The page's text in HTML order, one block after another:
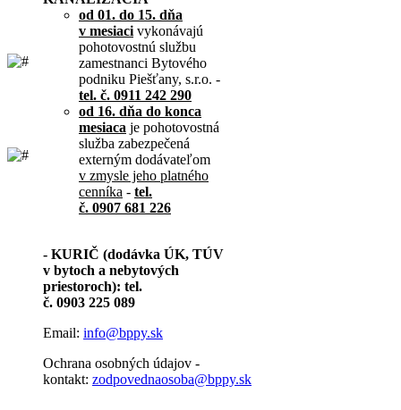
od 01. do 15. dňa
v mesiaci vykonávajú
pohotovostnú službu
zamestnanci Bytového
podniku Piešťany, s.r.o. -
tel. č. 0911 242 290
od 16. dňa do konca
mesiaca je pohotovostná
služba zabezpečená
externým dodávateľom
v zmysle jeho platného
cenníka - tel.
č. 0907 681 226
- KURIČ (dodávka ÚK, TÚV
v bytoch a nebytových
priestoroch): tel.
č. 0903 225 089
Email: info@bppy.sk
Ochrana osobných údajov -
kontakt: zodpovednaosoba@bppy.sk